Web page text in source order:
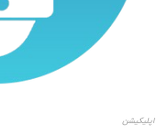
اپلیکیشن